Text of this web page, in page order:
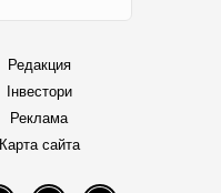
Редакция
Інвестори
Реклама
Карта сайта